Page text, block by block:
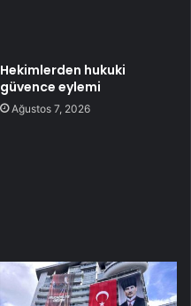
Hekimlerden hukuki
güvence eylemi
Ağustos 7, 2026